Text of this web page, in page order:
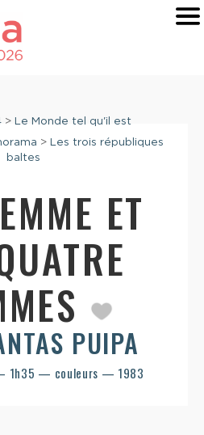
> Le Monde tel qu'il est
> Les trois républiques
baltes
ET
PUIPA
1h35 — couleurs — 1983